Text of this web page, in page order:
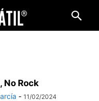
No Rock
- 11/02/2024